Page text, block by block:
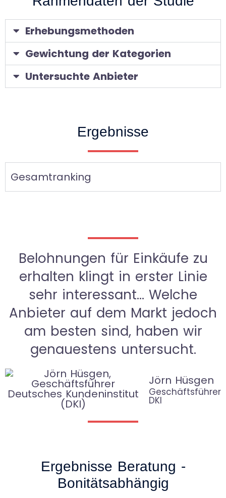
Erhebungsmethoden
Gewichtung der Kategorien
Untersuchte Anbieter
Ergebnisse
Gesamtranking
Belohnungen für Einkäufe zu
erhalten klingt in erster Linie
sehr interessant... Welche
Anbieter auf dem Markt jedoch
am besten sind, haben wir
genauestens untersucht.
Jörn Hüsgen
Geschäftsführer
DKI
Ergebnisse Beratung -
Bonitätsabhängig